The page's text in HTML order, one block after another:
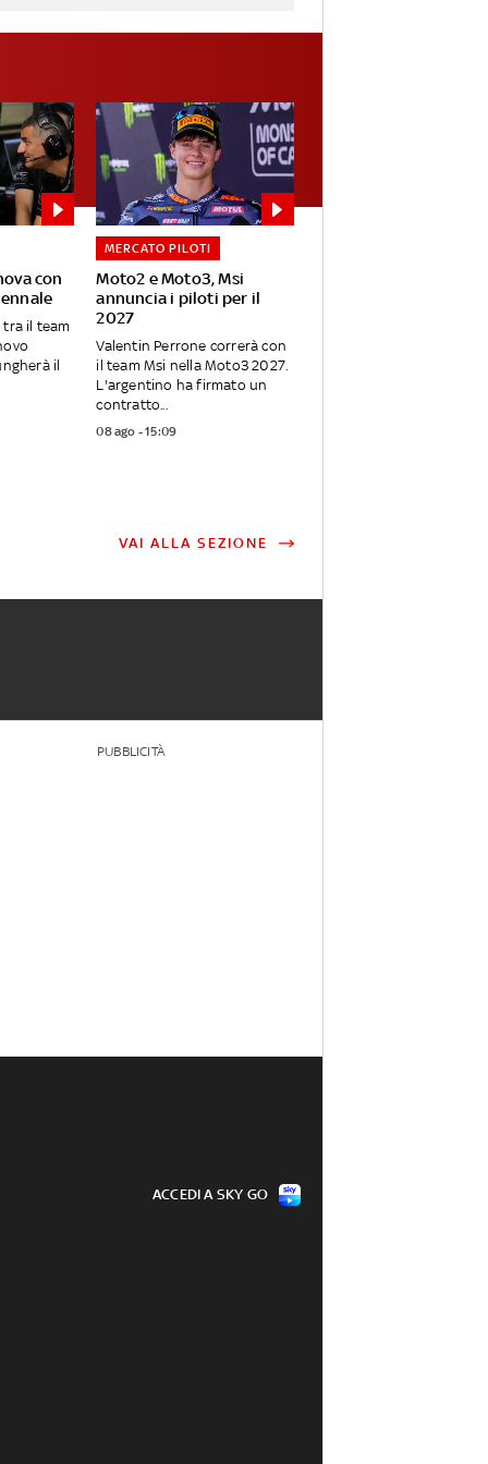
con
il team
il
Moto2 e Moto3, Msi
annuncia i piloti per il
2027
MERCATO PILOTI
Valentin Perrone correrà con
il team Msi nella Moto3 2027.
L'argentino ha firmato un
contratto...
08 ago - 15:09
VAI ALLA SEZIONE
PUBBLICITÀ
ACCEDI A SKY GO